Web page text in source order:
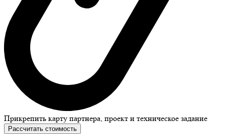
Прикрепить карту партнера, проект и техническое задание
Рассчитать стоимость